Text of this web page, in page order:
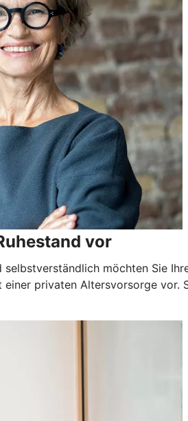
vor
möchten Sie
privaten Altersvorsorge vor.